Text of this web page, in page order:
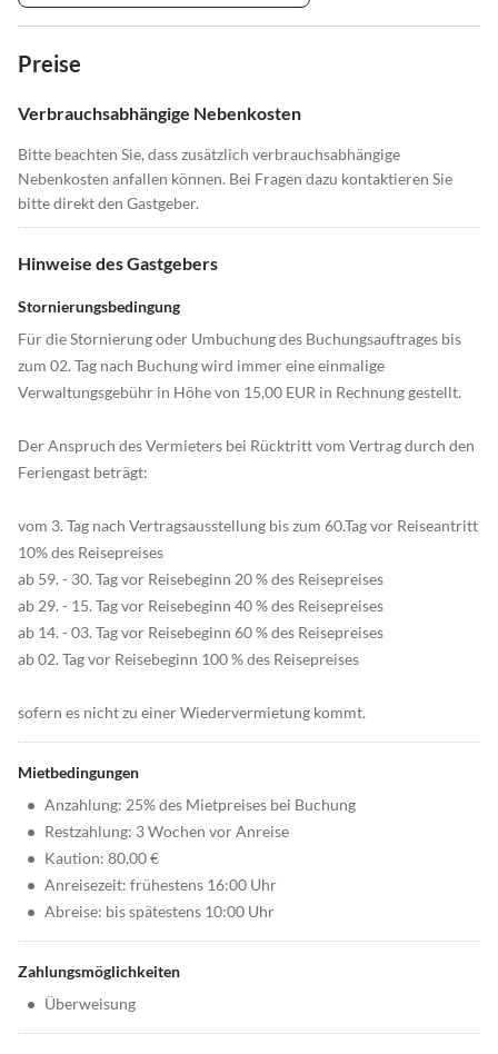
Preise
Verbrauchsabhängige Nebenkosten
Bitte beachten Sie, dass zusätzlich verbrauchsabhängige
Nebenkosten anfallen können. Bei Fragen dazu kontaktieren Sie
bitte direkt den Gastgeber.
Hinweise des Gastgebers
Stornierungsbedingung
Für die Stornierung oder Umbuchung des Buchungsauftrages bis
zum 02. Tag nach Buchung wird immer eine einmalige
Verwaltungsgebühr in Höhe von 15,00 EUR in Rechnung gestellt.
Der Anspruch des Vermieters bei Rücktritt vom Vertrag durch den
Feriengast beträgt:
vom 3. Tag nach Vertragsausstellung bis zum 60.Tag vor Reiseantritt
10% des Reisepreises
ab 59. - 30. Tag vor Reisebeginn 20 % des Reisepreises
ab 29. - 15. Tag vor Reisebeginn 40 % des Reisepreises
ab 14. - 03. Tag vor Reisebeginn 60 % des Reisepreises
ab 02. Tag vor Reisebeginn 100 % des Reisepreises
sofern es nicht zu einer Wiedervermietung kommt.
Mietbedingungen
• Anzahlung: 25% des Mietpreises bei Buchung
• Restzahlung: 3 Wochen vor Anreise
• Kaution: 80,00 €
• Anreisezeit: frühestens 16:00 Uhr
• Abreise: bis spätestens 10:00 Uhr
Zahlungsmöglichkeiten
• Überweisung